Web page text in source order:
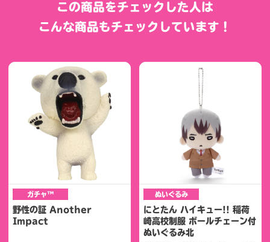
この商品をチェックした人は
こんな商品もチェックしています！
ガチャ™
野性の証 Another
Impact
ぬいぐるみ
にとたん ハイキュー!! 稲荷
崎高校制服 ボールチェーン付
ぬいぐるみ北